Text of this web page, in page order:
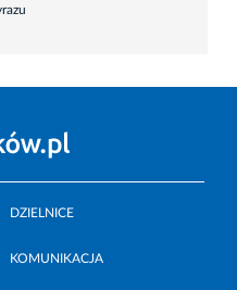
DZIELNICE
KOMUNIKACJA